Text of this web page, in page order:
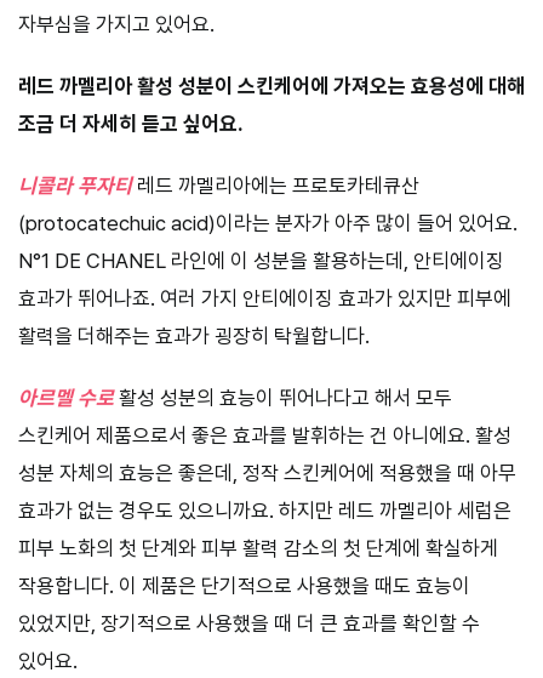
자부심을 가지고 있어요.
레드 까멜리아 활성 성분이 스킨케어에 가져오는 효용성에 대해
조금 더 자세히 듣고 싶어요.
니콜라 푸자티 레드 까멜리아에는 프로토카테큐산
(protocatechuic acid)이라는 분자가 아주 많이 들어 있어요.
N°1 DE CHANEL 라인에 이 성분을 활용하는데, 안티에이징
효과가 뛰어나죠. 여러 가지 안티에이징 효과가 있지만 피부에
활력을 더해주는 효과가 굉장히 탁월합니다.
아르멜 수로 활성 성분의 효능이 뛰어나다고 해서 모두
스킨케어 제품으로서 좋은 효과를 발휘하는 건 아니에요. 활성
성분 자체의 효능은 좋은데, 정작 스킨케어에 적용했을 때 아무
효과가 없는 경우도 있으니까요. 하지만 레드 까멜리아 세럼은
피부 노화의 첫 단계와 피부 활력 감소의 첫 단계에 확실하게
작용합니다. 이 제품은 단기적으로 사용했을 때도 효능이
있었지만, 장기적으로 사용했을 때 더 큰 효과를 확인할 수
있어요.